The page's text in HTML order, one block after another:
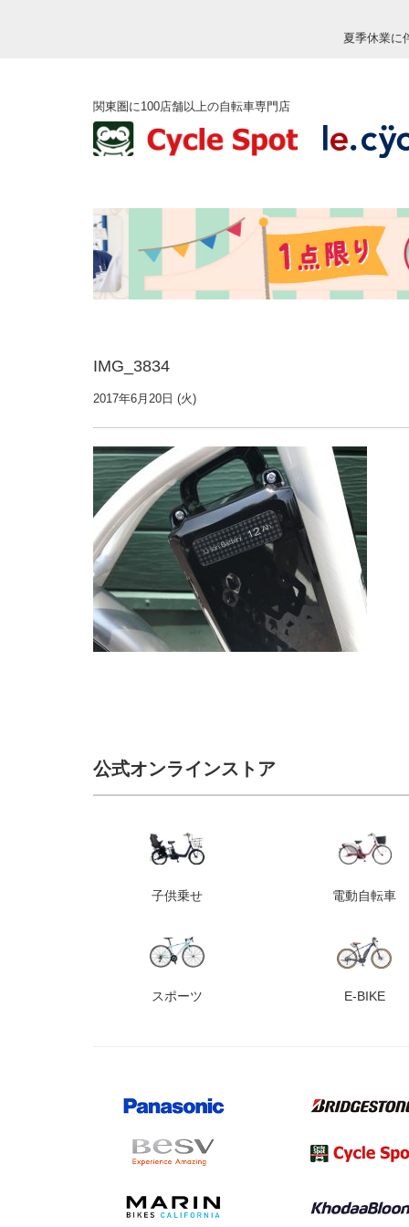
夏季休業に
関東圏に100店舗以上の自転車専門店
IMG_3834
2017年6月20日 (火)
公式オンラインストア
子供乗せ 電動自転車
スポーツ E-BIKE